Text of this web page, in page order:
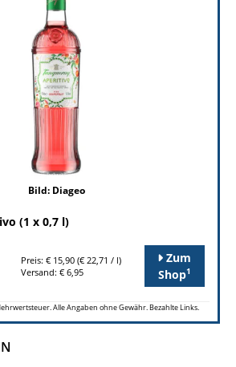
Bild: Diageo
(1 x 0,7 l)
Preis: € 15,90 (€ 22,71 / l)
Versand: € 6,95
Zum
Shop1
Alle Angaben ohne Gewähr. Bezahlte Links.